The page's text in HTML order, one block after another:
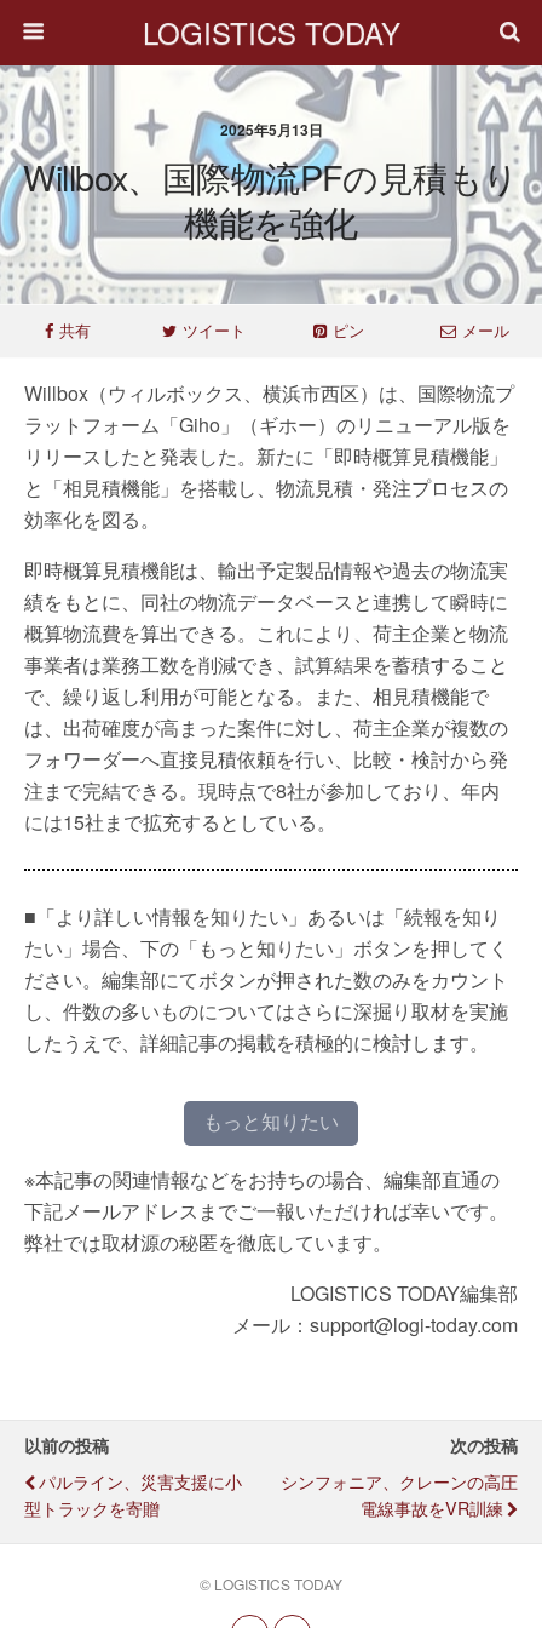
LOGISTICS TODAY
2025年5月13日
Willbox、国際物流PFの見積もり
機能を強化
共有 ツイート ピン メール
Willbox（ウィルボックス、横浜市西区）は、国際物流プ
ラットフォーム「Giho」（ギホー）のリニューアル版を
リリースしたと発表した。新たに「即時概算見積機能」
と「相見積機能」を搭載し、物流見積・発注プロセスの
効率化を図る。
即時概算見積機能は、輸出予定製品情報や過去の物流実
績をもとに、同社の物流データベースと連携して瞬時に
概算物流費を算出できる。これにより、荷主企業と物流
事業者は業務工数を削減でき、試算結果を蓄積すること
で、繰り返し利用が可能となる。また、相見積機能で
は、出荷確度が高まった案件に対し、荷主企業が複数の
フォワーダーへ直接見積依頼を行い、比較・検討から発
注まで完結できる。現時点で8社が参加しており、年内
には15社まで拡充するとしている。
■「より詳しい情報を知りたい」あるいは「続報を知り
たい」場合、下の「もっと知りたい」ボタンを押してく
ださい。編集部にてボタンが押された数のみをカウント
し、件数の多いものについてはさらに深掘り取材を実施
したうえで、詳細記事の掲載を積極的に検討します。
もっと知りたい
※本記事の関連情報などをお持ちの場合、編集部直通の
下記メールアドレスまでご一報いただければ幸いです。
弊社では取材源の秘匿を徹底しています。
LOGISTICS TODAY編集部
メール：support@logi-today.com
以前の投稿
パルライン、災害支援に小
型トラックを寄贈
次の投稿
シンフォニア、クレーンの高圧
電線事故をVR訓練
© LOGISTICS TODAY